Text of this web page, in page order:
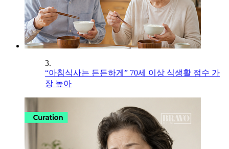
3.
“아침식사는 든든하게” 70세 이상 식생활 점수 가
장 높아